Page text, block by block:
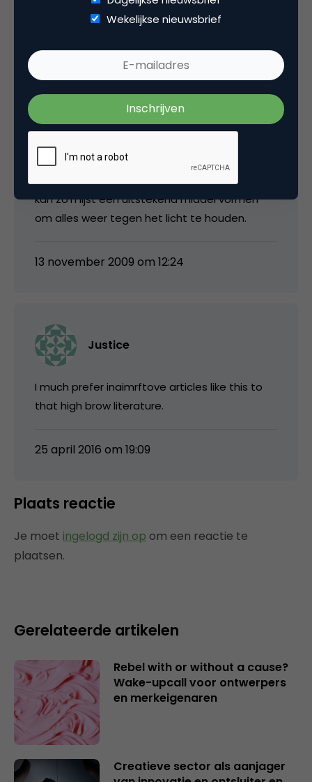
29 oktober 2009 om 12:12
ingejanse
lopen die al een tijd in de lucht is. De scherpte
raakt er dan vanaf bij de beheerder, en dan
kan zo’n lijst een uitstekend middel vormen
om alles weer tegen het licht te houden.
13 november 2009 om 12:24
Justice
I much prefer inaimrftove articles like this to
that high brow literature.
25 april 2016 om 19:09
Plaats reactie
Je moet ingelogd zijn op om een reactie te
plaatsen.
Gerelateerde artikelen
Rebel with or without a cause?
Wake-upcall voor ontwerpers
en merkeigenaren
Creatieve sector als aanjager
Wekelijkse nieuwsbrief